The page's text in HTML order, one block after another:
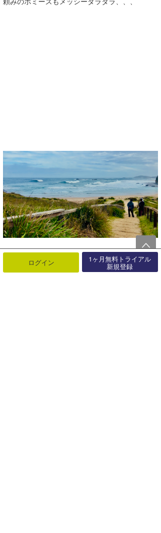
ログイン 1ヶ月無料トライアル
新規登録